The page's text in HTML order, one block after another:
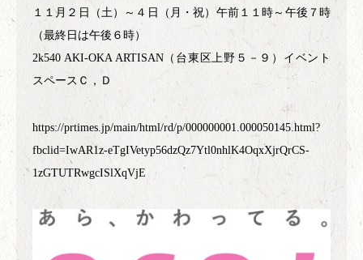
１１月２日（土）～４日（月・祝）午前１１時～午後７時
（最終日は午後６時）
2k540 AKI-OKA ARTISAN（台東区上野５－９）イベント
スペースＣ，Ｄ
https://prtimes.jp/main/html/rd/p/000000001.000050145.html?
fbclid=IwAR1z-eTgIVetyp56dzQz7Ytl0nhlK4OqxXjrQrCS-
1zGTUTRwgcISlXqVjE